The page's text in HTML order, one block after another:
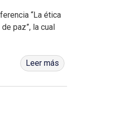
“La ética
paz”, la cual
Leer más